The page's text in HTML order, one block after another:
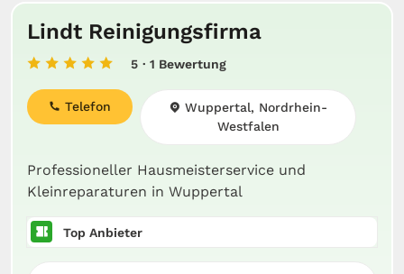
Lindt Reinigungsfirma
5 · 1 Bewertung
Professioneller Hausmeisterservice und
Kleinreparaturen in Wuppertal
Telefon
Wuppertal, Nordrhein-
Westfalen
Top Anbieter